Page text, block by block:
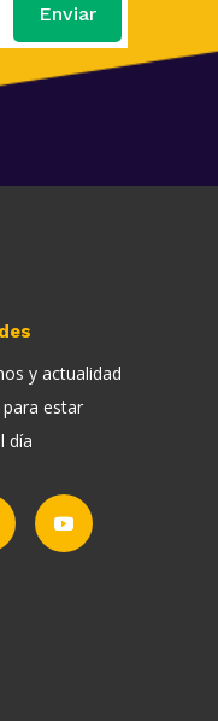
Enviar
y actualidad
estar
día